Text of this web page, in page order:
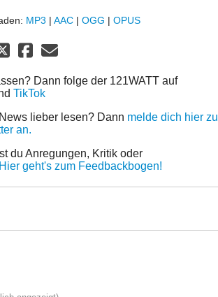
MP3 | AAC | OGG | OPUS
Dann folge der 121WATT auf
TikTok
lieber lesen? Dann melde dich hier zu
an.
du Anregungen, Kritik oder
Hier geht's zum Feedbackbogen!